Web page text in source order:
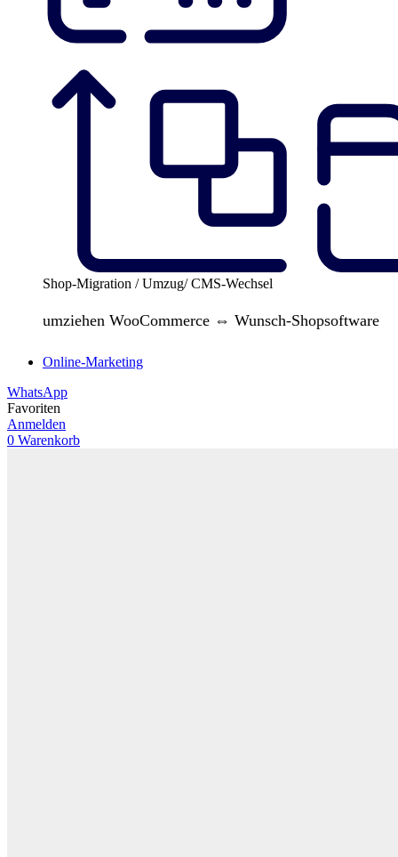
Shop-Migration / Umzug/ CMS-Wechsel
umziehen WooCommerce ⇔ Wunsch-Shopsoftware
Online-Marketing
WhatsApp
Favoriten
Anmelden
0 Warenkorb